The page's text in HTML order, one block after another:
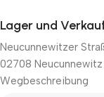
Lager und
Neucunnewitzer
02708 Neucunnewitz
Wegbeschreibung